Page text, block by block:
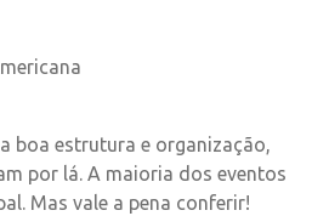
boa estrutura e organização,
por lá. A maioria dos eventos
Mas vale a pena conferir!